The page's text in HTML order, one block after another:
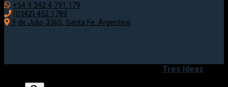
+54 9 342 4 791 179
(0342) 452 1789
9 de Julio 3365, Santa Fe. Argentina.
Tres Ideas